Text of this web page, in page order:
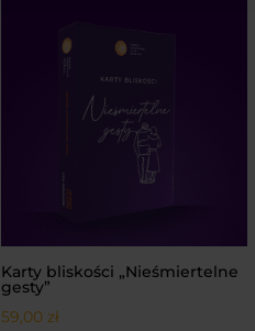
Karty bliskości „Nieśmiertelne
gesty”
59,00 zł